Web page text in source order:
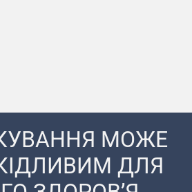
МОЖЕ
ДЛЯ